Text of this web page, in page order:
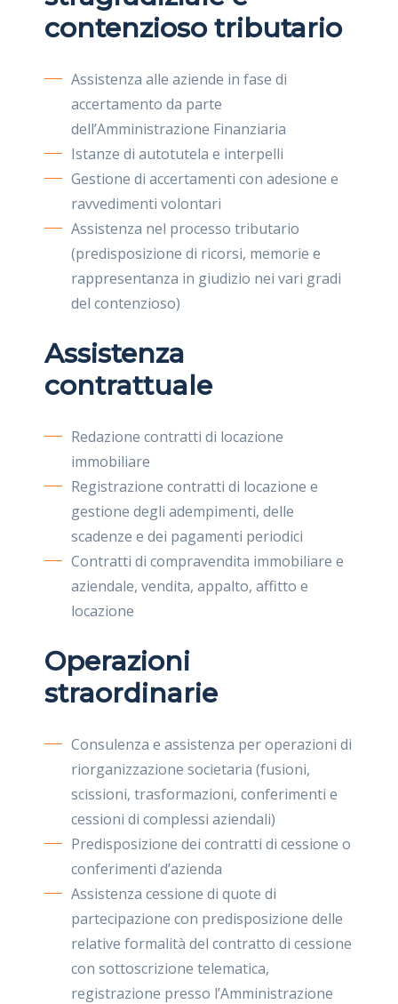
contenzioso tributario
Assistenza alle aziende in fase di
accertamento da parte
dell’Amministrazione Finanziaria
Istanze di autotutela e interpelli
Gestione di accertamenti con adesione e
ravvedimenti volontari
Assistenza nel processo tributario
(predisposizione di ricorsi, memorie e
rappresentanza in giudizio nei vari gradi
del contenzioso)
Assistenza
contrattuale
Redazione contratti di locazione
immobiliare
Registrazione contratti di locazione e
gestione degli adempimenti, delle
scadenze e dei pagamenti periodici
Contratti di compravendita immobiliare e
aziendale, vendita, appalto, affitto e
locazione
Operazioni
straordinarie
Consulenza e assistenza per operazioni di
riorganizzazione societaria (fusioni,
scissioni, trasformazioni, conferimenti e
cessioni di complessi aziendali)
Predisposizione dei contratti di cessione o
conferimenti d’azienda
Assistenza cessione di quote di
partecipazione con predisposizione delle
relative formalità del contratto di cessione
con sottoscrizione telematica,
registrazione presso l’Amministrazione